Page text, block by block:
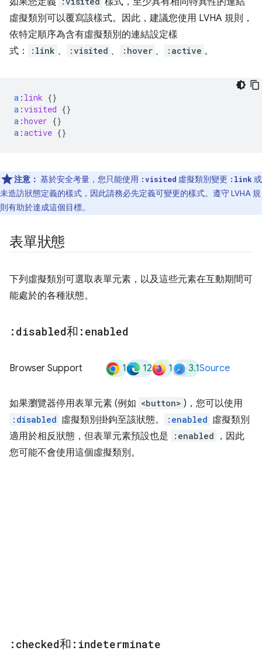
虛擬類別可以覆寫該樣式。因此，建議您使用 LVHA 規則，
依特定順序為含有虛擬類別的連結設定樣
式：
:link 、 :visited 、 :hover 、 :active 。
a : link {}
a :visited {}
a :hover {}
a :active {}
注意： 基於安全考量，您只能使用 :visited 虛擬類別變更 :link 或
未造訪狀態定義的樣式，因此請務必先定義可變更的樣式。遵守 LVHA 規
則有助於達成這個目標。
表單狀態
下列虛擬類別可選取表單元素，以及這些元素在互動期間可
能處於的各種狀態。
:disabled和 :enabled
Browser Support 1 12 1 3.1Source
如果瀏覽器停用表單元素 (例如 <button> )，您可以使用
:disabled 虛擬類別掛鉤至該狀態。 :enabled 虛擬類別
適用於相反狀態，但表單元素預設也是
:enabled
，因此
您可能不會使用這個虛擬類別。
:checked和 :indeterminate